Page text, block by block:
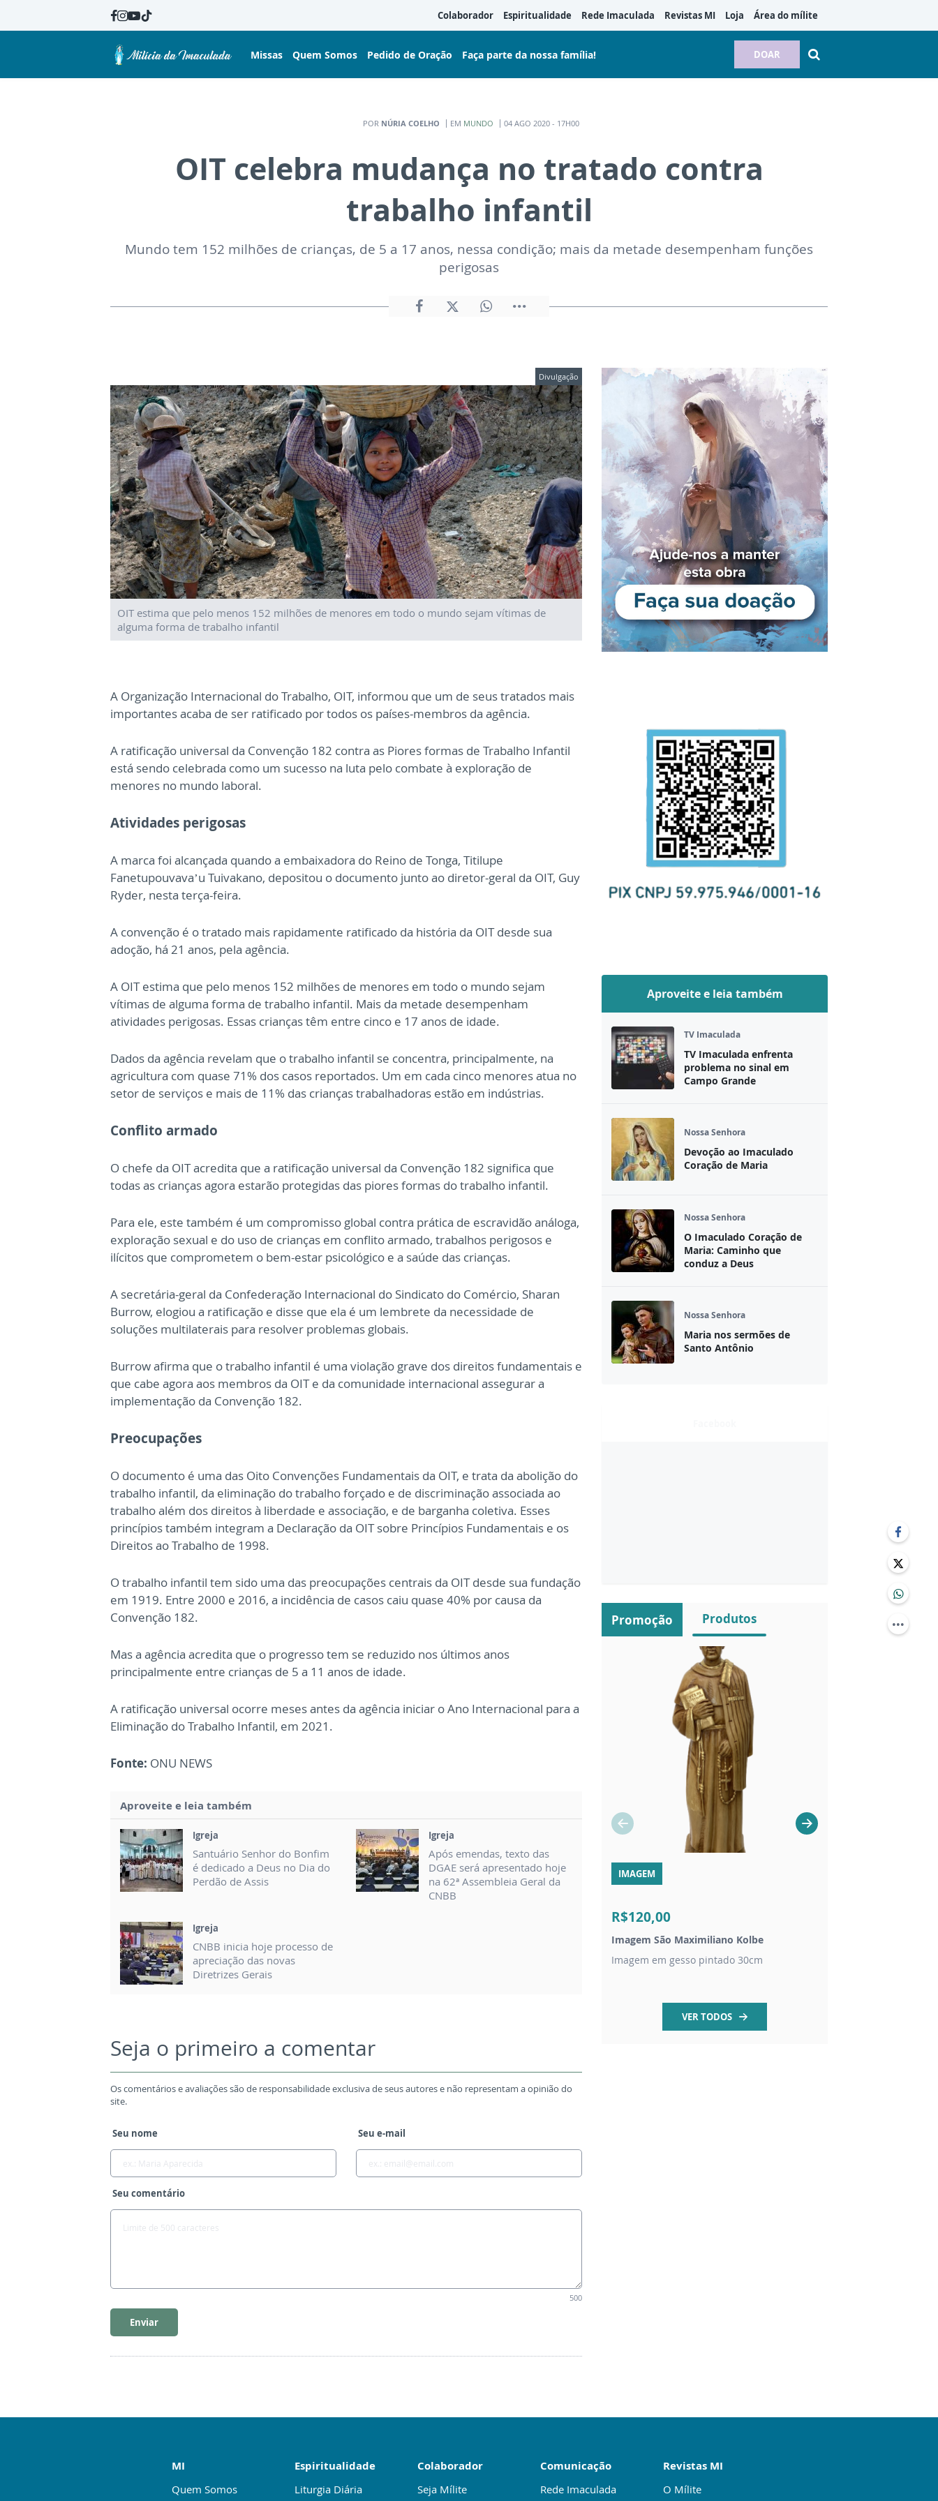
Colaborador Espiritualidade Rede Imaculada Revistas MI Loja Área do mílite
Missas Quem Somos Pedido de Oração Faça parte da nossa família! DOAR
POR NÚRIA COELHO EM MUNDO 04 AGO 2020 - 17H00
OIT celebra mudança no tratado contra
trabalho infantil
Mundo tem 152 milhões de crianças, de 5 a 17 anos, nessa condição; mais da metade desempenham funções
perigosas
Divulgação
OIT estima que pelo menos 152 milhões de menores em todo o mundo sejam vítimas de
alguma forma de trabalho infantil
A Organização Internacional do Trabalho, OIT, informou que um de seus tratados mais
importantes acaba de ser ratificado por todos os países-membros da agência.
A ratificação universal da Convenção 182 contra as Piores formas de Trabalho Infantil
está sendo celebrada como um sucesso na luta pelo combate à exploração de
menores no mundo laboral.
Atividades perigosas
A marca foi alcançada quando a embaixadora do Reino de Tonga, Titilupe
Fanetupouvava’u Tuivakano, depositou o documento junto ao diretor-geral da OIT, Guy
Ryder, nesta terça-feira.
A convenção é o tratado mais rapidamente ratificado da história da OIT desde sua
adoção, há 21 anos, pela agência.
A OIT estima que pelo menos 152 milhões de menores em todo o mundo sejam
vítimas de alguma forma de trabalho infantil. Mais da metade desempenham
atividades perigosas. Essas crianças têm entre cinco e 17 anos de idade.
Dados da agência revelam que o trabalho infantil se concentra, principalmente, na
agricultura com quase 71% dos casos reportados. Um em cada cinco menores atua no
setor de serviços e mais de 11% das crianças trabalhadoras estão em indústrias.
Conflito armado
O chefe da OIT acredita que a ratificação universal da Convenção 182 significa que
todas as crianças agora estarão protegidas das piores formas do trabalho infantil.
Para ele, este também é um compromisso global contra prática de escravidão análoga,
exploração sexual e do uso de crianças em conflito armado, trabalhos perigosos e
ilícitos que comprometem o bem-estar psicológico e a saúde das crianças.
A secretária-geral da Confederação Internacional do Sindicato do Comércio, Sharan
Burrow, elogiou a ratificação e disse que ela é um lembrete da necessidade de
soluções multilaterais para resolver problemas globais.
Burrow afirma que o trabalho infantil é uma violação grave dos direitos fundamentais e
que cabe agora aos membros da OIT e da comunidade internacional assegurar a
implementação da Convenção 182.
Preocupações
O documento é uma das Oito Convenções Fundamentais da OIT, e trata da abolição do
trabalho infantil, da eliminação do trabalho forçado e de discriminação associada ao
trabalho além dos direitos à liberdade e associação, e de barganha coletiva. Esses
princípios também integram a Declaração da OIT sobre Princípios Fundamentais e os
Direitos ao Trabalho de 1998.
O trabalho infantil tem sido uma das preocupações centrais da OIT desde sua fundação
em 1919. Entre 2000 e 2016, a incidência de casos caiu quase 40% por causa da
Convenção 182.
Mas a agência acredita que o progresso tem se reduzido nos últimos anos
principalmente entre crianças de 5 a 11 anos de idade.
A ratificação universal ocorre meses antes da agência iniciar o Ano Internacional para a
Eliminação do Trabalho Infantil, em 2021.
Fonte: ONU NEWS
Aproveite e leia também
Igreja
Santuário Senhor do Bonfim
é dedicado a Deus no Dia do
Perdão de Assis
Igreja
Após emendas, texto das
DGAE será apresentado hoje
na 62ª Assembleia Geral da
CNBB
Igreja
CNBB inicia hoje processo de
apreciação das novas
Diretrizes Gerais
Seja o primeiro a comentar
Os comentários e avaliações são de responsabilidade exclusiva de seus autores e não representam a opinião do
site.
Seu nome Seu e-mail
Seu comentário
500
Enviar
Promoção Produtos
IMAGEM
R$120,00
Imagem São Maximiliano Kolbe
Imagem em gesso pintado 30cm
VER TODOS
Aproveite e leia também
TV Imaculada
TV Imaculada enfrenta
problema no sinal em
Campo Grande
Nossa Senhora
Devoção ao Imaculado
Coração de Maria
Nossa Senhora
O Imaculado Coração de
Maria: Caminho que
conduz a Deus
Nossa Senhora
Maria nos sermões de
Santo Antônio
MI
Quem Somos
Colaborador
Seja Mílite
Espiritualidade
Liturgia Diária
Comunicação
Rede Imaculada
Revistas MI
O Mílite